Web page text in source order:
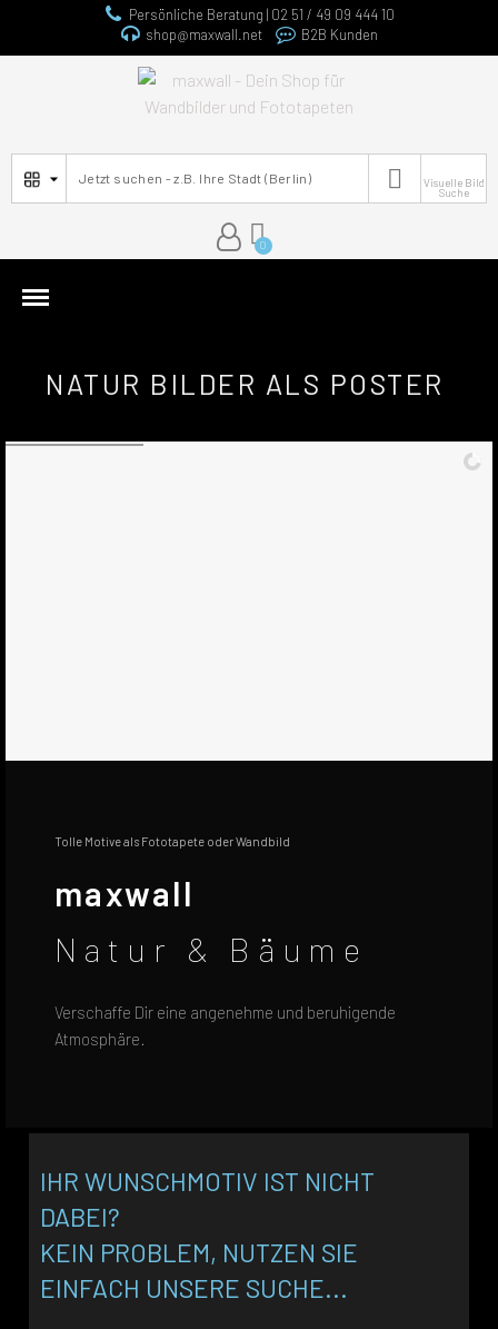
Persönliche Beratung | 02 51 / 49 09 444 10
shop@maxwall.net
B2B Kunden
Visuelle Bild
Suche

NATUR BILDER ALS POSTER
Tolle Motive als Fototapete oder Wandbild
maxwall
Natur & Bäume
Verschaffe Dir eine angenehme und beruhigende
Atmosphäre.
IHR WUNSCHMOTIV IST NICHT
DABEI?
KEIN PROBLEM, NUTZEN SIE
EINFACH UNSERE SUCHE...